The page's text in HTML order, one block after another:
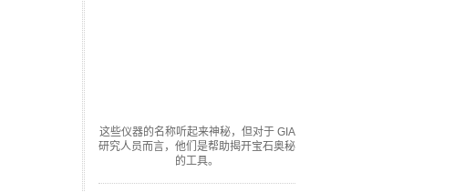
这些仪器的名称听起来神秘，但对于 GIA
研究人员而言，他们是帮助揭开宝石奥秘
的工具。